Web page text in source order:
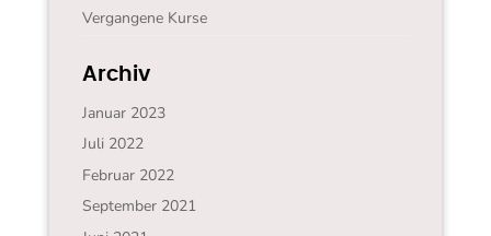
Vergangene Kurse
Archiv
Januar 2023
Juli 2022
Februar 2022
September 2021